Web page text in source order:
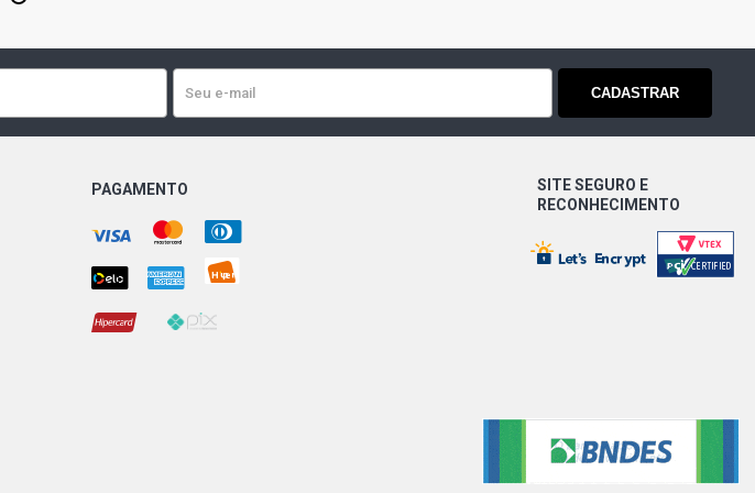
CADASTRAR
PAGAMENTO
SITE SEGURO E
RECONHECIMENTO